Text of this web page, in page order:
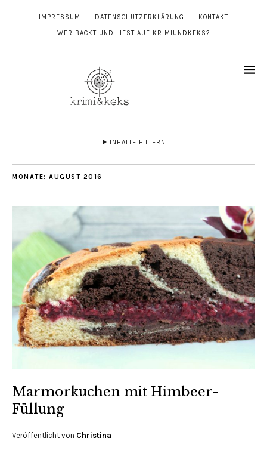
IMPRESSUM DATENSCHUTZERKLÄRUNG KONTAKT
WER BACKT UND LIEST AUF KRIMIUNDKEKS?
INHALTE FILTERN
MONATE: AUGUST 2016
Marmorkuchen mit Himbeer-
Füllung
Veröffentlicht von Christina